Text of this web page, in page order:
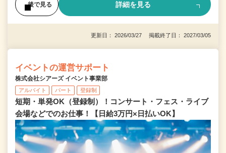
後で見る 詳細を見る
更新日： 2026/03/27 掲載終了日： 2027/03/05
イベントの運営サポート
株式会社シアーズ イベント事業部
アルバイト パート 登録制
短期・単発OK（登録制）！コンサート・フェス・ライブ
会場などでのお仕事！【日給3万円×日払いOK】